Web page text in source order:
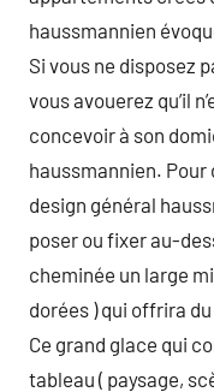
haussmannien
Si vous ne disposez
vous avouerez qu’il
concevoir à son
haussmannien.
design général
poser ou fixer au-
cheminée un large
dorées ) qui offrira
Ce grand glace qui
tableau ( paysage,